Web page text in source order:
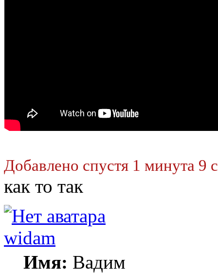
Добавлено спустя 1 минута 9
как то так
widam
Имя: Вадим